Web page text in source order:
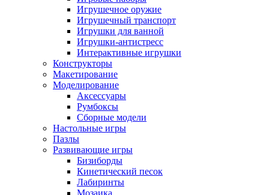
Игрушечное оружие
Игрушечный транспорт
Игрушки для ванной
Игрушки-антистресс
Интерактивные игрушки
Конструкторы
Макетирование
Моделирование
Аксессуары
Румбоксы
Сборные модели
Настольные игры
Пазлы
Развивающие игры
Бизиборды
Кинетический песок
Лабиринты
Мозаика